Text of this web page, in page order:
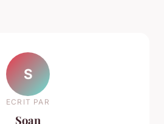
S
ECRIT PAR
Soan